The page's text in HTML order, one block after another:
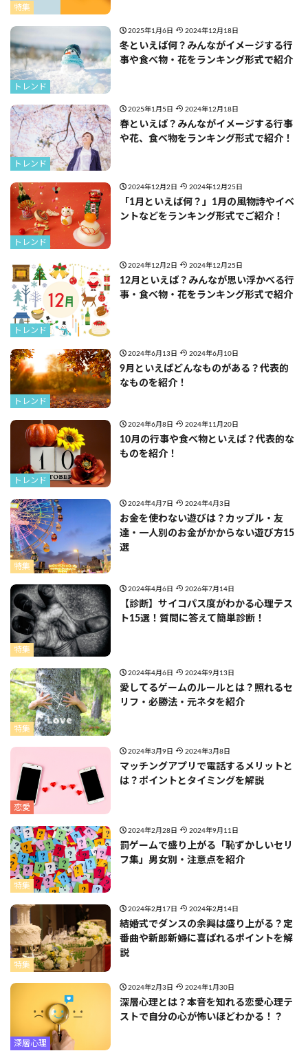
特集
トレンド
2025年1月6日 2024年12月18日
冬といえば何？みんながイメージする行
事や食べ物・花をランキング形式で紹介
トレンド
2025年1月5日 2024年12月18日
春といえば？みんながイメージする行事
や花、食べ物をランキング形式で紹介！
トレンド
2024年12月2日 2024年12月25日
「1月といえば何？」1月の風物詩やイベ
ントなどをランキング形式でご紹介！
トレンド
2024年12月2日 2024年12月25日
12月といえば？みんなが思い浮かべる行
事・食べ物・花をランキング形式で紹介
トレンド
2024年6月13日 2024年6月10日
9月といえばどんなものがある？代表的
なものを紹介！
トレンド
2024年6月8日 2024年11月20日
10月の行事や食べ物といえば？代表的な
ものを紹介！
特集
2024年4月7日 2024年4月3日
お金を使わない遊びは？カップル・友
達・一人別のお金がかからない遊び方15
選
特集
2024年4月6日 2026年7月14日
【診断】サイコパス度がわかる心理テス
ト15選！質問に答えて簡単診断！
特集
2024年4月6日 2024年9月13日
愛してるゲームのルールとは？照れるセ
リフ・必勝法・元ネタを紹介
恋愛
2024年3月9日 2024年3月8日
マッチングアプリで電話するメリットと
は？ポイントとタイミングを解説
特集
2024年2月28日 2024年9月11日
罰ゲームで盛り上がる「恥ずかしいセリ
フ集」男女別・注意点を紹介
特集
2024年2月17日 2024年2月14日
結婚式でダンスの余興は盛り上がる？定
番曲や新郎新婦に喜ばれるポイントを解
説
深層心理
2024年2月3日 2024年1月30日
深層心理とは？本音を知れる恋愛心理テ
ストで自分の心が怖いほどわかる！？